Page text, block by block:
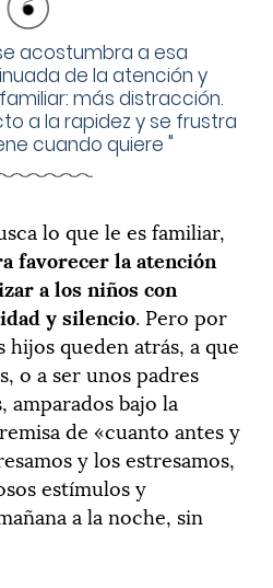
acostumbra a esa
de la atención y
más distracción.
a la rapidez y se frustra
cuando quiere "
lo que le es familiar,
favorecer la atención
a los niños con
y silencio. Pero por
queden atrás, a que
o a ser unos padres
amparados bajo la
de «cuanto antes y
y los estresamos,
estímulos y
a la noche, sin